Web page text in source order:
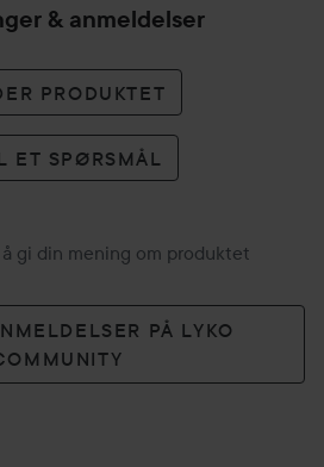
& anmeldelser
PRODUKTET
ET SPØRSMÅL
gi din mening om produktet
PÅ LYKO